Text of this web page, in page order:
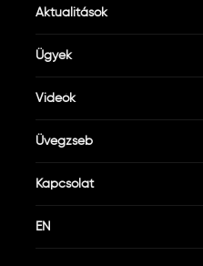
Aktualitások
Ügyek
Videók
Üvegzseb
Kapcsolat
EN